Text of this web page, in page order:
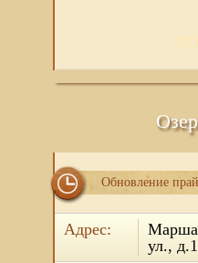
Обновление
Адрес:
ул.,